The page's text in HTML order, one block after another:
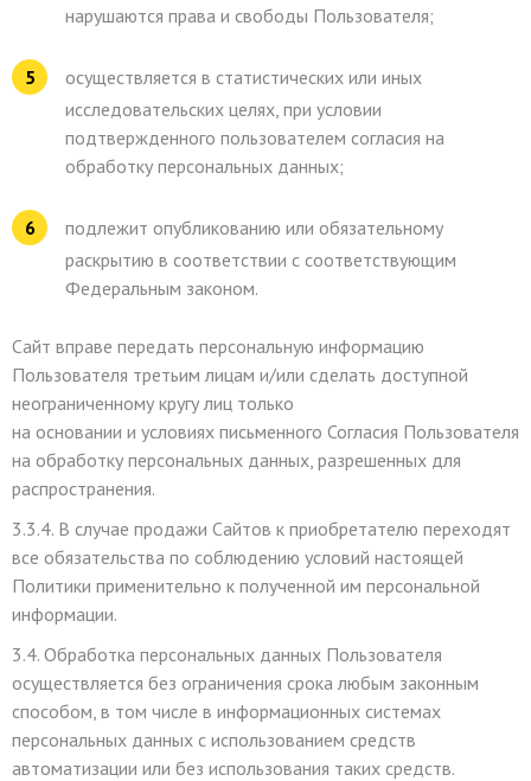
нарушаются права и свободы Пользователя;
осуществляется в статистических или иных
исследовательских целях, при условии
подтвержденного пользователем согласия на
обработку персональных данных;
подлежит опубликованию или обязательному
раскрытию в соответствии с соответствующим
Федеральным законом.
Сайт вправе передать персональную информацию
Пользователя третьим лицам и/или сделать доступной
неограниченному кругу лиц только
на основании и условиях письменного Согласия Пользователя
на обработку персональных данных, разрешенных для
распространения.
3.3.4. В случае продажи Сайтов к приобретателю переходят
все обязательства по соблюдению условий настоящей
Политики применительно к полученной им персональной
информации.
3.4. Обработка персональных данных Пользователя
осуществляется без ограничения срока любым законным
способом, в том числе в информационных системах
персональных данных с использованием средств
автоматизации или без использования таких средств.